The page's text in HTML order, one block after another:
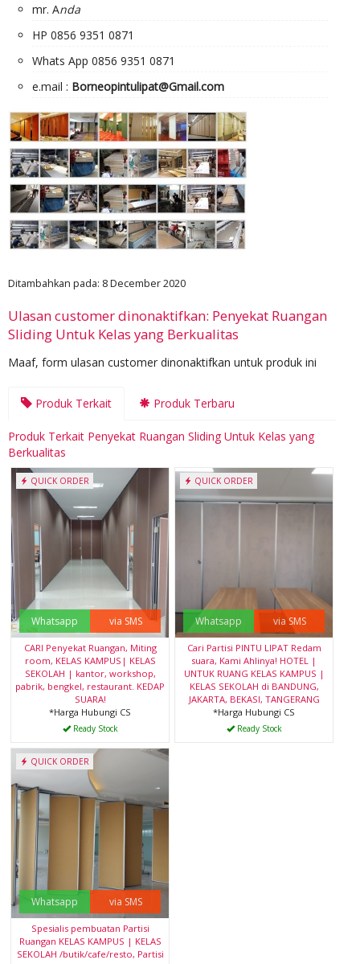
mr. Anda
HP 0856 9351 0871
Whats App 0856 9351 0871
e.mail : Borneopintulipat@Gmail.com
Ditambahkan pada: 8 December 2020
Ulasan customer dinonaktifkan: Penyekat Ruangan
Sliding Untuk Kelas yang Berkualitas
Maaf, form ulasan customer dinonaktifkan untuk produk ini
Produk Terkait Produk Terbaru
Produk Terkait Penyekat Ruangan Sliding Untuk Kelas yang
Berkualitas
QUICK ORDER
Whatsapp via SMS
CARI Penyekat Ruangan, Miting
room, KELAS KAMPUS| KELAS
SEKOLAH | kantor, workshop,
pabrik, bengkel, restaurant. KEDAP
SUARA!
*Harga Hubungi CS
Ready Stock
QUICK ORDER
Whatsapp via SMS
Cari Partisi PINTU LIPAT Redam
suara, Kami Ahlinya! HOTEL |
UNTUK RUANG KELAS KAMPUS |
KELAS SEKOLAH di BANDUNG,
JAKARTA, BEKASI, TANGERANG
*Harga Hubungi CS
Ready Stock
QUICK ORDER
Whatsapp via SMS
Spesialis pembuatan Partisi
Ruangan KELAS KAMPUS | KELAS
SEKOLAH /butik/cafe/resto, Partisi